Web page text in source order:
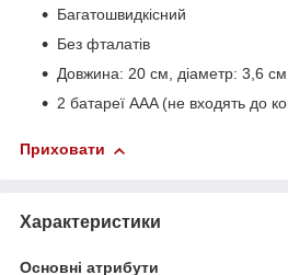
Багатошвидкісний
Без фталатів
Довжина: 20 см, діаметр: 3,6 см
2 батареї AAA (не входять до
Приховати
Характеристики
Основні атрибути